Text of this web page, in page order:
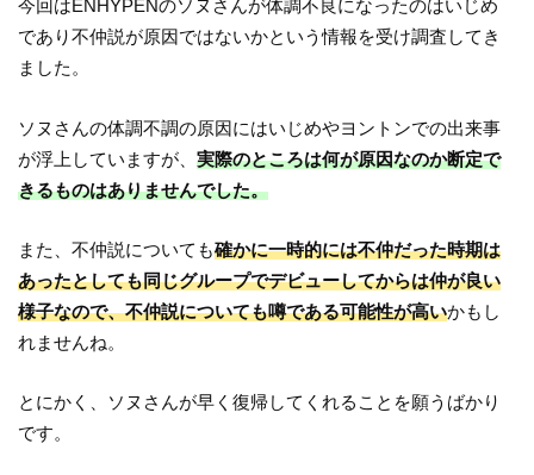
今回はENHYPENのソヌさんが体調不良になったのはいじめ
であり不仲説が原因ではないかという情報を受け調査してき
ました。
ソヌさんの体調不調の原因にはいじめやヨントンでの出来事
が浮上していますが、実際のところは何が原因なのか断定で
きるものはありませんでした。
また、不仲説についても確かに一時的には不仲だった時期は
あったとしても同じグループでデビューしてからは仲が良い
様子なので、不仲説についても噂である可能性が高いかもし
れませんね。
とにかく、ソヌさんが早く復帰してくれることを願うばかり
です。